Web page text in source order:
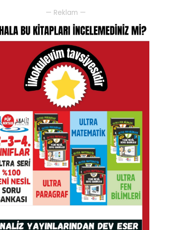
— Reklam —